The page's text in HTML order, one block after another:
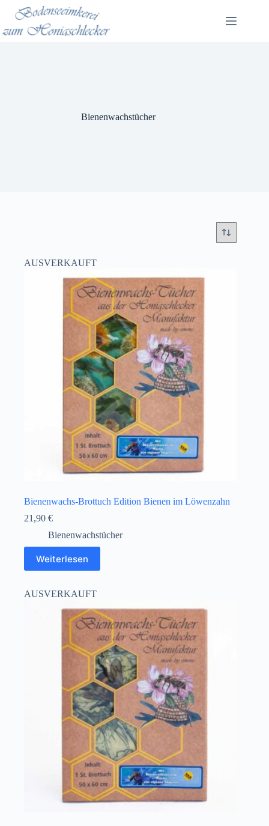
Inhalt
springen
Bienenwachstücher
AUSVERKAUFT
Bienenwachs-Brottuch Edition Bienen im Löwenzahn
21,90 €
Bienenwachstücher
Weiterlesen
AUSVERKAUFT